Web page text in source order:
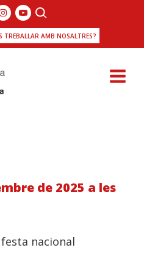
TREBALLAR AMB NOSALTRES?
de 2025 a les
nacional